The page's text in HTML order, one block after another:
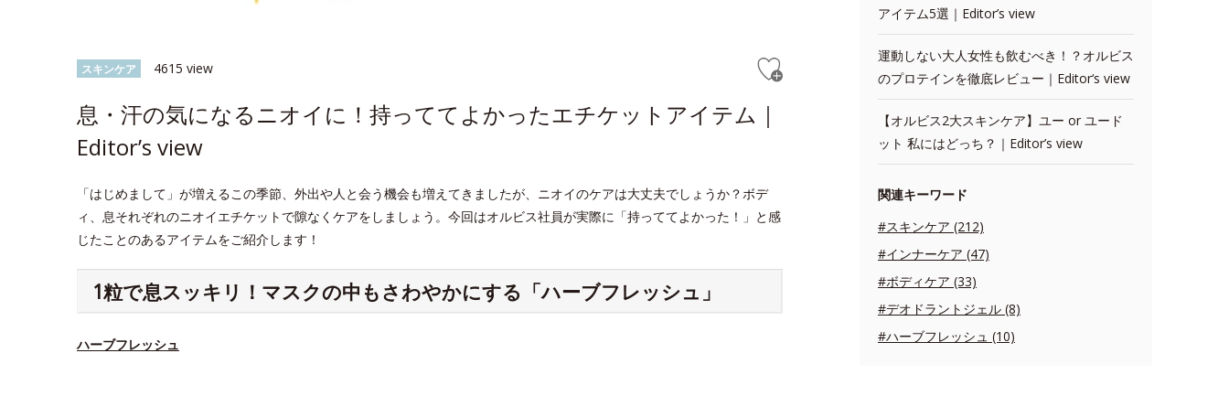
スキンケア 4615 view
息・汗の気になるニオイに！持っててよかったエチケットアイテム｜
Editor’s view
「はじめまして」が増えるこの季節、外出や人と会う機会も増えてきましたが、ニオイのケアは大丈夫でしょうか？ボデ
ィ、息それぞれのニオイエチケットで隙なくケアをしましょう。今回はオルビス社員が実際に「持っててよかった！」と感
じたことのあるアイテムをご紹介します！
1粒で息スッキリ！マスクの中もさわやかにする「ハーブフレッシュ」
ハーブフレッシュ
アイテム5選｜Editor’s view
運動しない大人女性も飲むべき！？オルビス
のプロテインを徹底レビュー｜Editor‘s view
【オルビス2大スキンケア】ユー or ユード
ット 私にはどっち？｜Editor’s view
関連キーワード
#スキンケア (212)
#インナーケア (47)
#ボディケア (33)
#デオドラントジェル (8)
#ハーブフレッシュ (10)